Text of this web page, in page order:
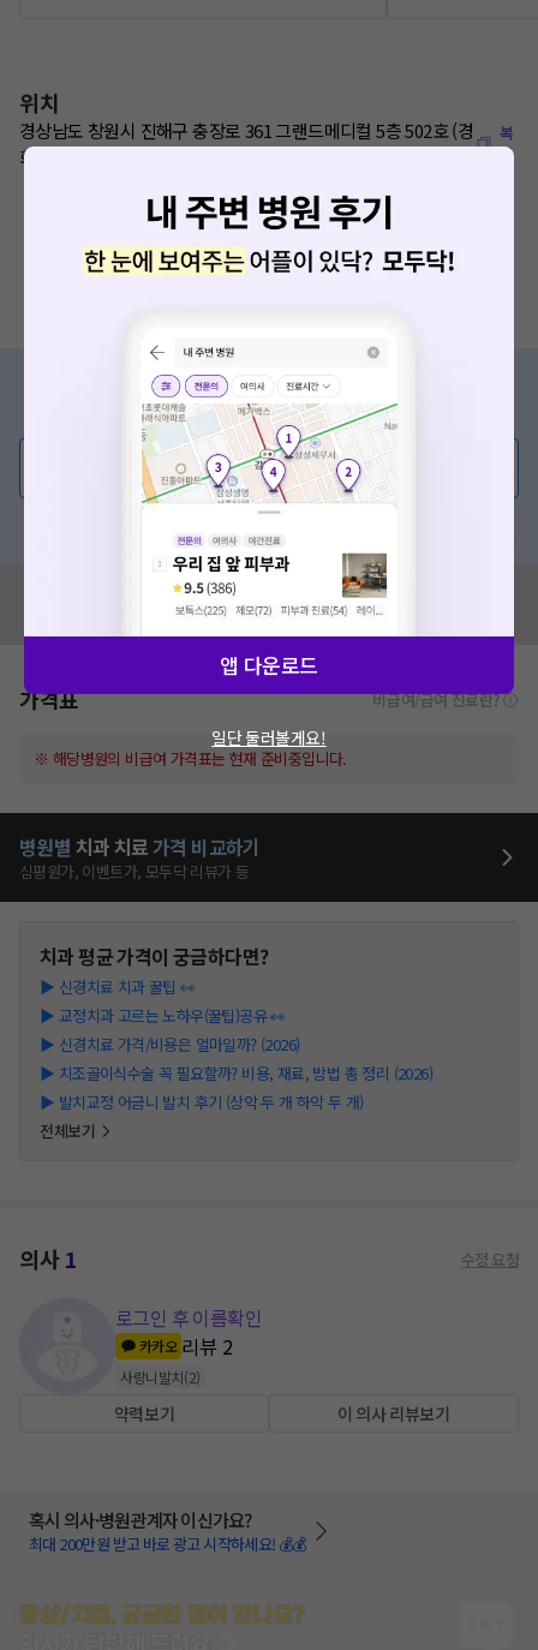
위치
경상남도 창원시 진해구 충장로 361 그랜드메디컬 5층 502호 (경
화동)
복
사
증상/치료, 궁금한 점이 있나요?
의사가 직접 답해드려요!
💬 무엇이든 물어보세요
혹은, 의료상담 서비스에 다양한 게시글 보러가기
혹시 잘못된 병원정보가 있나요?
모두닥 팀에 알려주세요!
가격표 비급여/급여 진료란?
※ 해당병원의 비급여 가격표는 현재 준비중입니다.
병원별 치과 치료가격 비교하기
심평원가, 이벤트가, 모두닥 리뷰가 등
치과평균 가격이 궁금하다면?
▶ 신경치료 치과 꿀팁 👀
▶ 교정치과 고르는 노하우(꿀팁)공유 👀
▶ 신경치료 가격/비용은 얼마일까? (2026)
▶ 치조골이식수술 꼭 필요할까? 비용, 재료, 방법 총 정리 (2026)
▶ 발치교정 어금니 발치 후기 (상악 두 개 하악 두 개)
전체보기
의사1 수정 요청
로그인 후 이름확인
카카오 리뷰 2
사랑니발치(2)
약력보기 이 의사 리뷰보기
혹시 의사·병원관계자 이신가요?
최대 200만원 받고 바로 광고 시작하세요! 💰💰
증상/치료, 궁금한 점이 있나요?
앱 다운로드
일단 둘러볼게요!